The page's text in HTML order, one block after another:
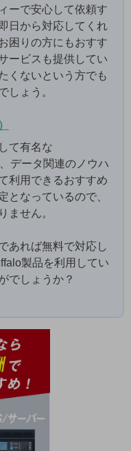
ーで安心して依頼す
日から対応してくれ
困りの方にもおすす
ービスも提供してい
くないという方でも
しょう。
て有名な
データ関連のノウハ
利用できるおすすめ
となっているので、
ません。
あれば無料で対応し
製品を利用してい
でしょうか？